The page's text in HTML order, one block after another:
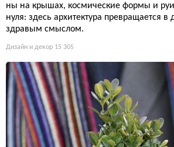
ны на крышах, космические формы и
нуля: здесь архитектура превращается
здравым смыслом.
Дизайн и декор 15 305